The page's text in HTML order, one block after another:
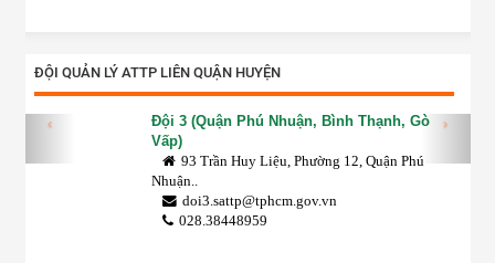
ĐỘI QUẢN LÝ ATTP LIÊN QUẬN HUYỆN
Đội 3 (Quận Phú Nhuận, Bình Thạnh, Gò
Vấp)
93 Trần Huy Liệu, Phường 12, Quận Phú
Nhuận..
doi3.sattp@tphcm.gov.vn
028.38448959
‹ ›